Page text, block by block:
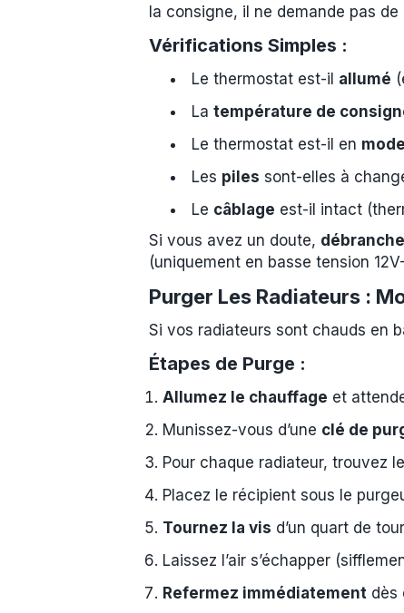
la consigne, il ne demande pas
Vérifications Simples :
Le thermostat est-il allumé
La température de
Le thermostat est-il en
Les piles sont-elles à
Le câblage est-il intact
Si vous avez un doute,
(uniquement en basse tension
Purger Les Radiateurs :
Si vos radiateurs sont chauds en
Étapes de Purge :
Allumez le chauffage et
Munissez-vous d’une clé de
Pour chaque radiateur, trouvez le
Placez le récipient sous le
Tournez la vis d’un quart de
Laissez l’air s’échapper
Refermez immédiatement dès